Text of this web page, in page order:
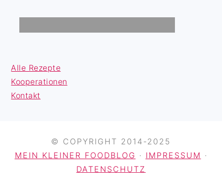
Alle Rezepte
Kooperationen
Kontakt
© COPYRIGHT 2014-2025
MEIN KLEINER FOODBLOG · IMPRESSUM ·
DATENSCHUTZ